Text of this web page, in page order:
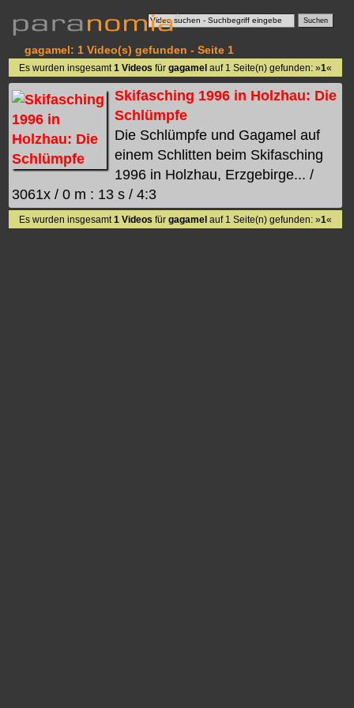
gagamel: 1 Video(s) gefunden - Seite 1
Es wurden insgesamt 1 Videos für gagamelauf 1 Seite(n) gefunden: »1«
Skifasching 1996 in Holzhau: Die
Schlümpfe
Die Schlümpfe und Gagamel auf
einem Schlitten beim Skifasching
1996 in Holzhau, Erzgebirge... /
3061x / 0 m : 13 s / 4:3
Es wurden insgesamt 1 Videos für gagamelauf 1 Seite(n) gefunden: »1«